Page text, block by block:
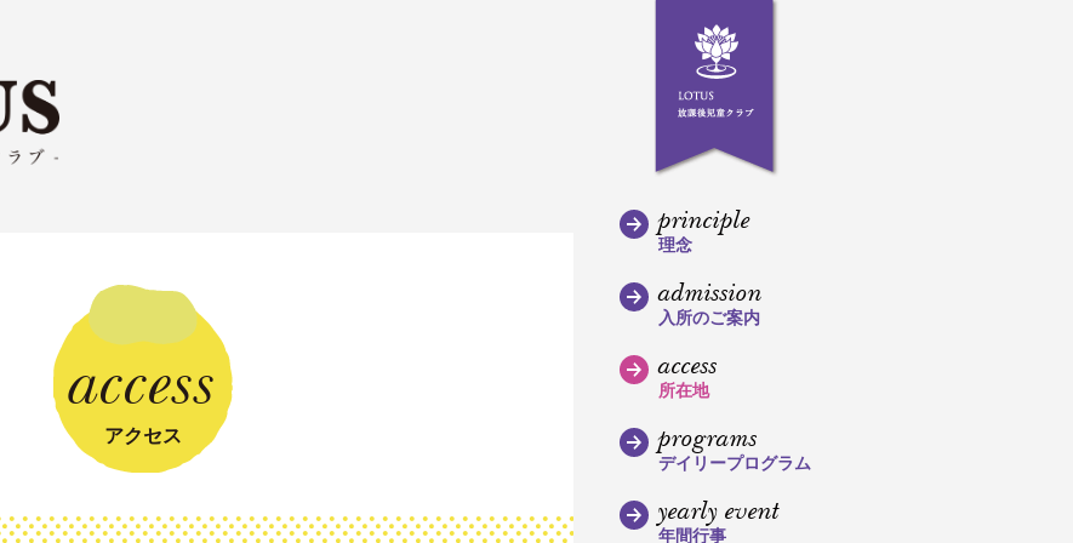
access
アクセス
principle
理念
admission
入所のご案内
access
所在地
programs
デイリープログラム
yearly event
年間行事